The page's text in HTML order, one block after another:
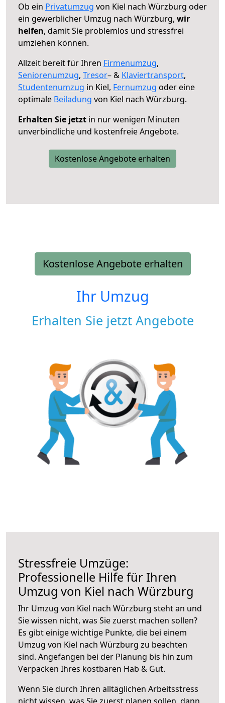
Ob ein Privatumzug von Kiel nach Würzburg oder
ein gewerblicher Umzug nach Würzburg, wir
helfen, damit Sie problemlos und stressfrei
umziehen können.
Allzeit bereit für Ihren Firmenumzug,
Seniorenumzug, Tresor– & Klaviertransport,
Studentenumzug in Kiel, Fernumzug oder eine
optimale Beiladung von Kiel nach Würzburg.
Erhalten Sie jetzt in nur wenigen Minuten
unverbindliche und kostenfreie Angebote.
Kostenlose Angebote erhalten
Kostenlose Angebote erhalten
Ihr Umzug
Erhalten Sie jetzt Angebote
Stressfreie Umzüge:
Professionelle Hilfe für Ihren
Umzug von Kiel nach Würzburg
Ihr Umzug von Kiel nach Würzburg steht an und
Sie wissen nicht, was Sie zuerst machen sollen?
Es gibt einige wichtige Punkte, die bei einem
Umzug von Kiel nach Würzburg zu beachten
sind. Angefangen bei der Planung bis hin zum
Verpacken Ihres kostbaren Hab & Gut.
Wenn Sie durch Ihren alltäglichen Arbeitsstress